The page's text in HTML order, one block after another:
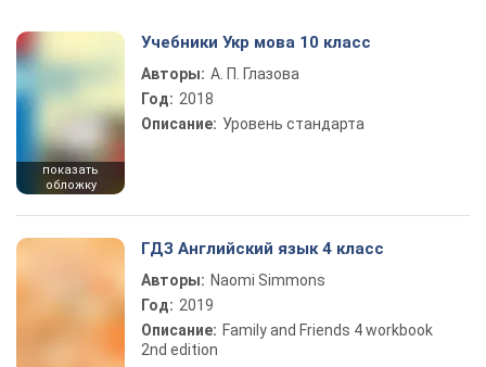
показать
обложку
Учебники Укр мова 10 класс
Авторы: А. П. Глазова
Год: 2018
Описание: Уровень стандарта
ГДЗ Английский язык 4 класс
Авторы: Naomi Simmons
Год: 2019
Описание: Family and Friends 4 workbook
2nd edition